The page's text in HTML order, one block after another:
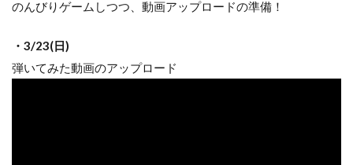
のんびりゲームしつつ、動画アップロードの準備！
・3/23(日)
弾いてみた動画のアップロード